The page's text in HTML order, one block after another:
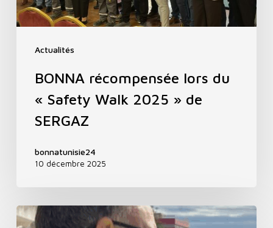
Actualités
BONNA récompensée lors du
« Safety Walk 2025 » de
SERGAZ
bonnatunisie24
10 décembre 2025